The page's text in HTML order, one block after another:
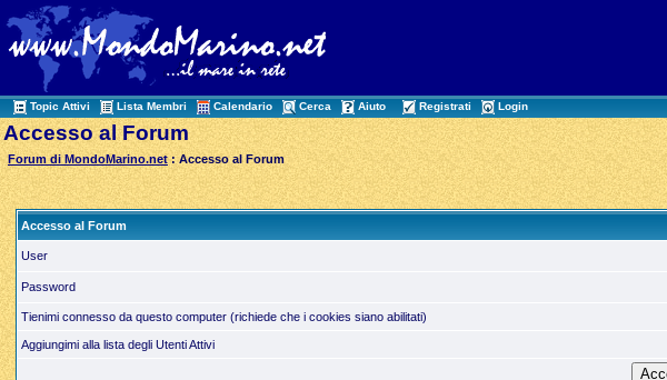
Topic Attivi Lista Membri Calendario Cerca Aiuto Registrati Login
Accesso al Forum
Forum di MondoMarino.net : Accesso al Forum
Accesso al Forum
User
Password
Tienimi connesso da questo computer (richiede che i cookies siano abilitati)
Aggiungimi alla lista degli Utenti Attivi